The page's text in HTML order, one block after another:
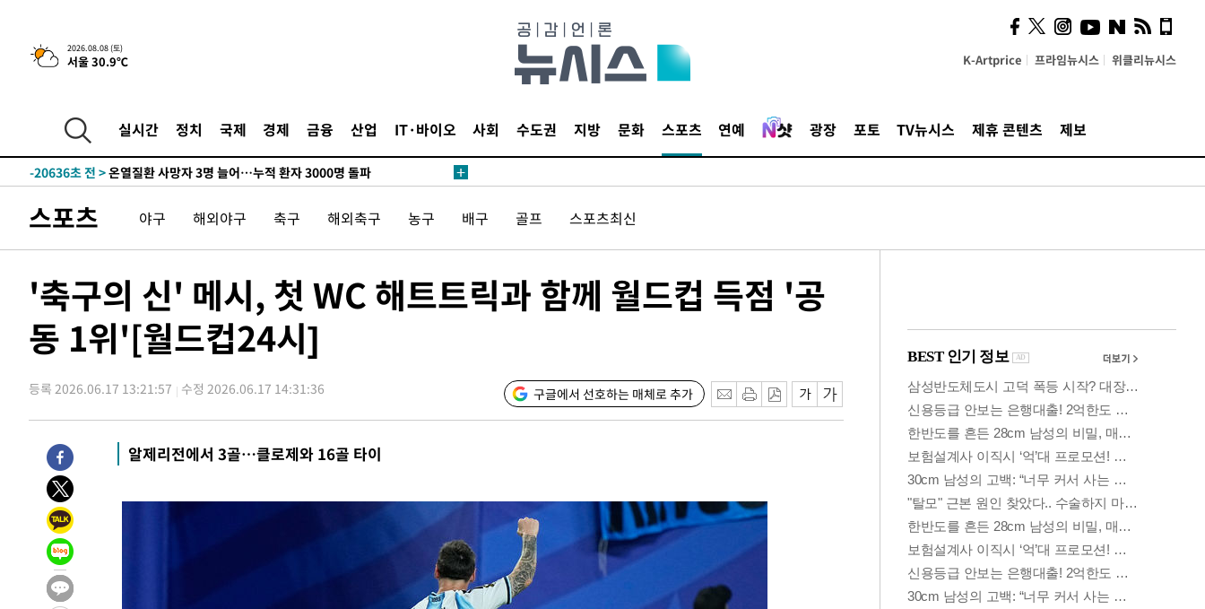
2026.08.08 (토)
서울 30.9℃ K-Artprice 프라임뉴시스 위클리뉴시스
실시간 정치 국제 경제 금융 산업 IT·바이오 사회 수도권 지방 문화 스포츠 연예 광장 포토 TV뉴시스 제휴 콘텐츠 제보
42.08%·宋 10.17%
-28906초 전 >이강인 "아틀레티코 이적 기뻐…등번호 7번 의미보단 팀 위해 뛸
것"
-28841초 전 >[속보]與 당대표 경선, 제주·인천 권리당원 투표 김민석 승리
-21885초 전 >
[속보]이강인 "감독님이 원하는 마음 느꼈고, 많은 트로피 원해 아
틀레티코 이적"
-21667초 전 >
-20636초 전 >온열질환 사망자 3명 늘어…누적 환자 3000명 돌파
-10688초 전 >
백운산서 80년근 천종산삼 9뿌리 발견…감정가 1.3억원
-8398초 전 >선재도서 해루질 나섰다 실종 60대, 닷새 만에 숨진 채 발견
-5308초 전 >여수 오동도 해상서 모터보트 전복…1명 사망·1명 실종
-1535초 전 >극한폭염 한풀 꺾이지만…'낮 최고 35도' 무더위, 열대야 계속[다음
주 날씨]
24분 전 >축구협회 "압수수색·성접대 논란 사과…쇄신의 기회로 삼겠다"
3시간 전 >'최고 37도' 폭염 지속…강원동해안 최대 150㎜ 비
5시간 전 >[속보]뉴욕증시 상승 마감…S&P 0.6% 나스닥 1.3%↑
-30157초 전 >
[속보]與최고위원 제주·인천 순회경선…박선원·최민희·서미화·
한민수·김용 순
-30110초 전 >
청래 44.56%
-29392초 전 >
[속보]與 대표 경선 제주·인천 당원투표…金 47.75%·鄭
42.08%·宋 10.17%
-28926초 전 >
이강인 "아틀레티코 이적 기뻐…등번호 7번 의미보단 팀 위해 뛸
것"
-28861초 전 >
[속보]與 당대표 경선, 제주·인천 권리당원 투표 김민석 승리
-22635초 전 >
낮 최고 35도 '무더위'…동해안 시간당 30㎜ '강한 비'[내일날씨]
-21905초 전 >
[속보]이강인 "감독님이 원하는 마음 느꼈고, 많은 트로피 원해 아
스포츠 야구 해외야구 축구 해외축구 농구 배구 골프 스포츠최신
'축구의 신' 메시, 첫 WC 해트트릭과 함께 월드컵 득점 '공
동 1위'[월드컵24시]
등록 2026.06.17 13:21:57 수정 2026.06.17 14:31:36 구글에서 선호하는 매체로 추가
알제리전에서 3골…클로제와 16골 타이
사이 해답 찾았죠"…알을
깨고 나온 '초자아'